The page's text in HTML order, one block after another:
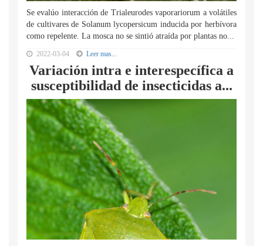
Se evalúo interacción de Trialeurodes vaporariorum a volátiles
de cultivares de Solanum lycopersicum inducida por herbívora
como repelente. La mosca no se sintió atraída por plantas no...
2022-03-04 Leer mas...
Variación intra e interespecífica a
susceptibilidad de insecticidas a...